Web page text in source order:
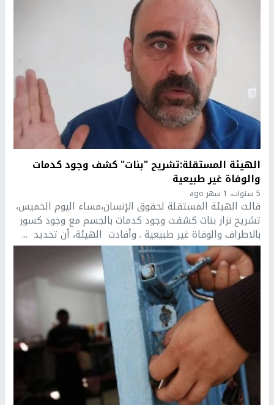
الهيئة المستقلة:تشريح "بنات" كشف وجود كدمات
والوفاة غير طبيعية
5 سنوات، 1 شهر ago
قالت الهيئة المستقلة لحقوق الإنسان،مساء اليوم الخميس،
تشريح نزار بنات كشفت وجود كدمات بالجسم مع وجود كسور
بالاطراف والوفاة غير طبيعية . وأفادت الهيئة، أن تحديد ...